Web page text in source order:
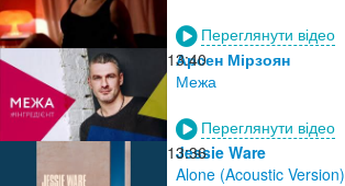
Переглянути відео
13:40
Арсен Мірзоян
Межа
Переглянути відео
13:36
Jessie Ware
Alone (Acoustic Version)